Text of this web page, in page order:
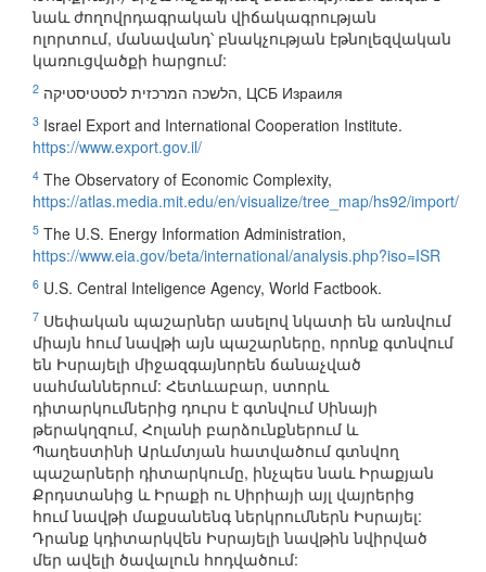
նաև ժողովրդագրական վիճակագրության
ոլորտում, մանավանդ՝ բնակչության էթնոլեզվական
կառուցվածքի հարցում:
2 ‏הלשכה המרכזית לסטטיסטיקה‏‎, ЦСБ Израиля
3 Israel Export and International Cooperation Institute.
https://www.export.gov.il/
4 The Observatory of Economic Complexity,
https://atlas.media.mit.edu/en/visualize/tree_map/hs92/import/
5 The U.S. Energy Information Administration,
https://www.eia.gov/beta/international/analysis.php?iso=ISR
6 U.S. Central Inteligence Agency, World Factbook.
7 Սեփական պաշարներ ասելով նկատի են առնվում
միայն հում նավթի այն պաշարները, որոնք գտնվում
են Իսրայելի միջազգայնորեն ճանաչված
սահմաններում: Հետևաբար, ստորև
դիտարկումներից դուրս է գտնվում Սինայի
թերակղզում, Հոլանի բարձունքներում և
Պաղեստինի Արևմտյան հատվածում գտնվող
պաշարների դիտարկումը, ինչպես նաև Իրաքյան
Քրդստանից և Իրաքի ու Սիրիայի այլ վայրերից
հում նավթի մաքսանենգ ներկրումներն Իսրայել:
Դրանք կդիտարկվեն Իսրայելի նավթին նվիրված
մեր ավելի ծավալուն հոդվածում: